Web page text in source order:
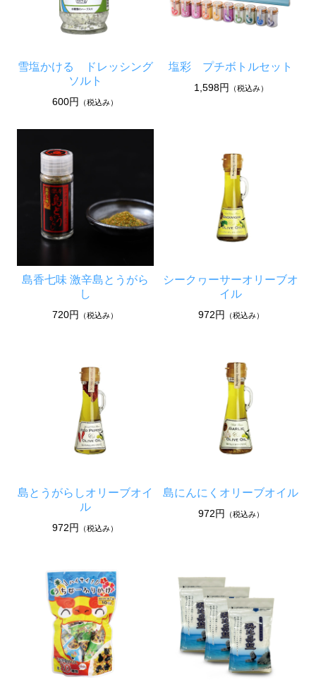
雪塩かける ドレッシング
ソルト
600円 （税込み）
塩彩 プチボトルセット
1,598円 （税込み）
島香七味 激辛島とうがら
し
720円 （税込み）
シークヮーサーオリーブオ
イル
972円 （税込み）
島とうがらしオリーブオイ
ル
972円 （税込み）
島にんにくオリーブオイル
972円 （税込み）